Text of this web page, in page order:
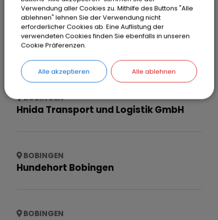
BOBINGEN
Hellmann Zaunbau
BOBINGEN
Hnida Transport und Logistik GmbH
BOBINGEN
Hundehort Bobingen
BOBINGEN
Verwendung aller Cookies zu. Mithilfe des Buttons "Alle
ablehnen" lehnen Sie der Verwendung nicht
erforderlicher Cookies ab. Eine Auflistung der
verwendeten Cookies finden Sie ebenfalls in unseren
Cookie Präferenzen.
Alle akzeptieren Alle ablehnen